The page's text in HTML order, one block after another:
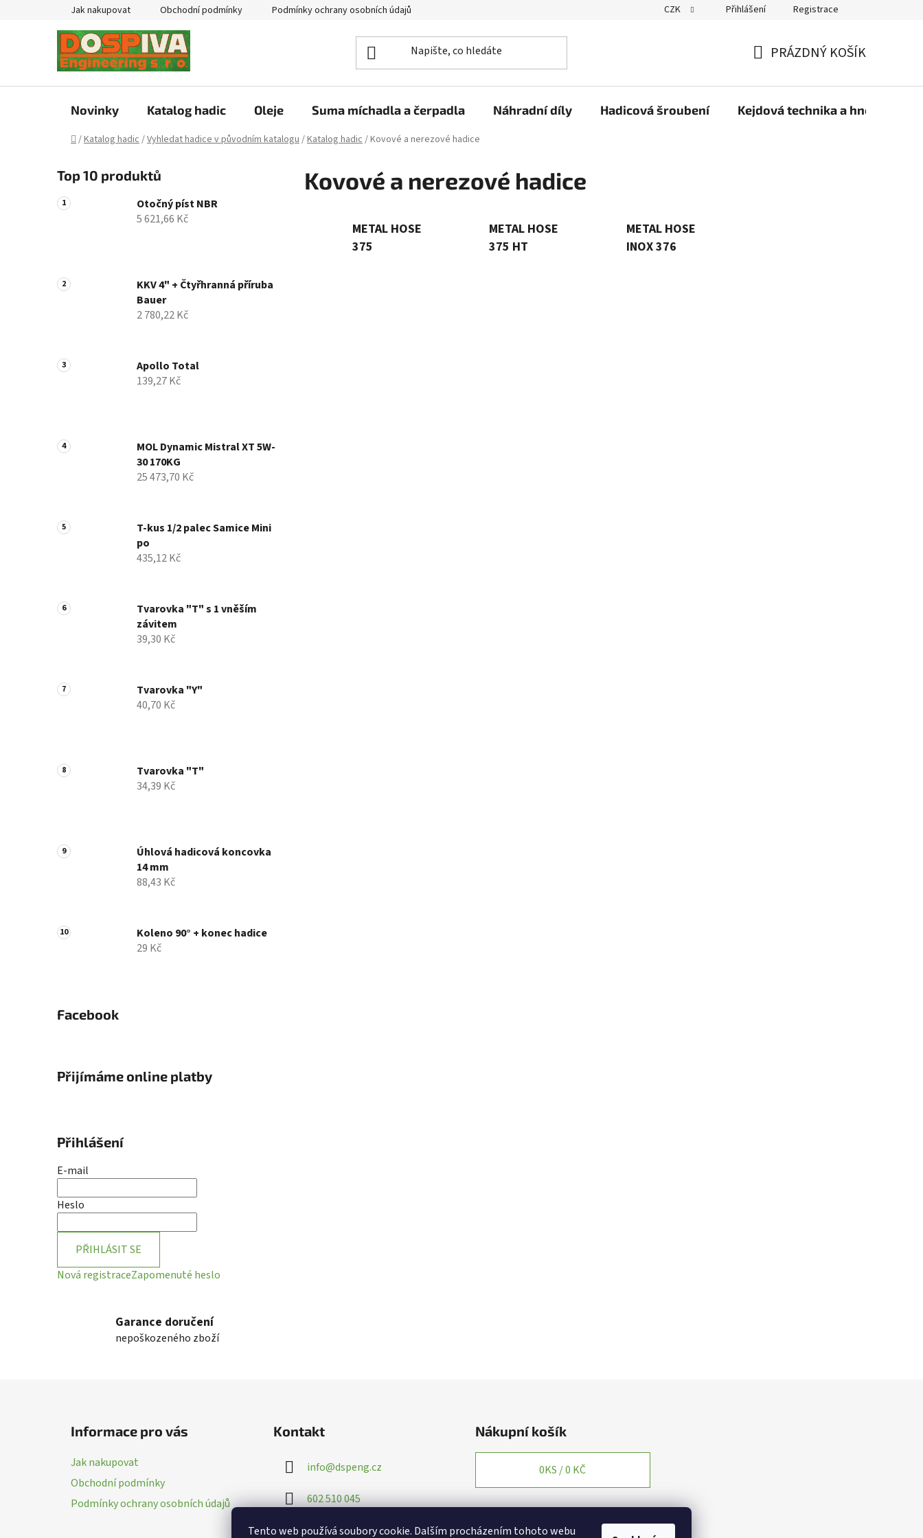
Tento web používá soubory cookie. Dalším procházením tohoto webu
Jak nakupovat Obchodní podmínky Podmínky ochrany osobních údajů CZK Přihlášení Registrace
KOŠÍK
PRÁZDNÝ KOŠÍK
Novinky Katalog hadic Oleje Suma míchadla a čerpadla Náhradní díly Hadicová šroubení Kejdová technika a hnojiva
Domů
/Katalog hadic/Vyhledat hadice v původním katalogu/Katalog hadic/Kovové a nerezové hadice
o
s
t
n
n
e
Top 10 produktů
Otočný píst NBR
5 621,66 Kč
KKV 4" + Čtyřhranná příruba
Bauer
2 780,22 Kč
Apollo Total
139,27 Kč
MOL Dynamic Mistral XT 5W-
30 170KG
25 473,70 Kč
T-kus 1/2 palec Samice Mini
po
435,12 Kč
Tvarovka "T" s 1 vněším
závitem
39,30 Kč
Tvarovka "Y"
40,70 Kč
Tvarovka "T"
34,39 Kč
Úhlová hadicová koncovka
14 mm
88,43 Kč
Koleno 90° + konec hadice
29 Kč
Facebook
Přijímáme online platby
Přihlášení
E-mail
Heslo
PŘIHLÁSIT SE
Nová registraceZapomenuté heslo
Kovové a nerezové hadice
METAL HOSE
375
METAL HOSE
375 HT
METAL HOSE
INOX 376
Garance doručení
nepoškozeného zboží
Informace pro vás
Jak nakupovat
Obchodní podmínky
Podmínky ochrany osobních údajů
Kontakt
info@dspeng.cz
602 510 045
Nákupní košík
0KS /0 KČ